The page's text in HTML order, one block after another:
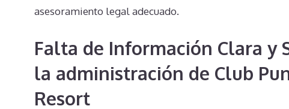
asesoramiento legal adecuado.
Falta de Información Clara y
la administración de Club
Resort